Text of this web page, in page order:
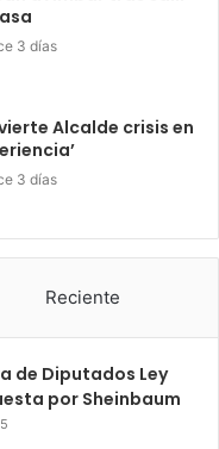
3 días
Alcalde crisis en
3 días
Reciente
de Diputados Ley
por Sheinbaum